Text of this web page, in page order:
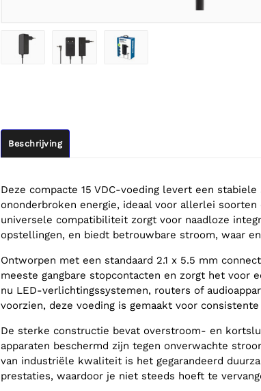
Beschrijving
Deze compacte 15 VDC-voeding levert een
ononderbroken energie, ideaal voor allerlei
universele compatibiliteit zorgt voor naadloze
opstellingen, en biedt betrouwbare stroom, waar
Ontworpen met een standaard 2.1 x 5.5 mm
meeste gangbare stopcontacten en zorgt het voor
nu LED-verlichtingssystemen, routers of
voorzien, deze voeding is gemaakt voor
De sterke constructie bevat overstroom- en
apparaten beschermd zijn tegen onverwachte
van industriële kwaliteit is het gegarandeerd
prestaties, waardoor je niet steeds hoeft te